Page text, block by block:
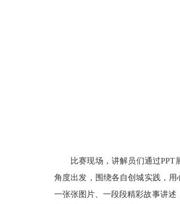
比赛现场，讲解员们通过
角度出发，围绕各自创城实践，
一张张图片、一段段精彩故事讲